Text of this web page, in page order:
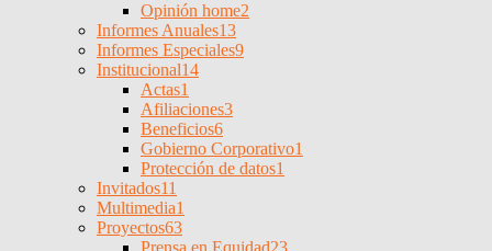
Opinión home2
Informes Anuales13
Informes Especiales9
Institucional14
Actas1
Afiliaciones3
Beneficios6
Gobierno Corporativo1
Protección de datos1
Invitados11
Multimedia1
Proyectos63
Prensa en Equidad23